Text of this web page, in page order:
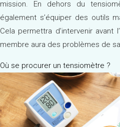
mission. En dehors du
également s’équiper des outils
Cela permettra d’intervenir avant
membre aura des problèmes de
Où se procurer un tensiomètre ?